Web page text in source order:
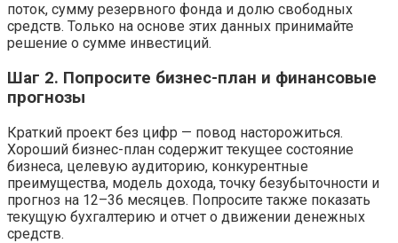
поток, сумму резервного фонда и долю свободных
средств. Только на основе этих данных принимайте
решение о сумме инвестиций.
Шаг 2. Попросите бизнес-план и финансовые
прогнозы
Краткий проект без цифр — повод насторожиться.
Хороший бизнес-план содержит текущее состояние
бизнеса, целевую аудиторию, конкурентные
преимущества, модель дохода, точку безубыточности и
прогноз на 12–36 месяцев. Попросите также показать
текущую бухгалтерию и отчет о движении денежных
средств.